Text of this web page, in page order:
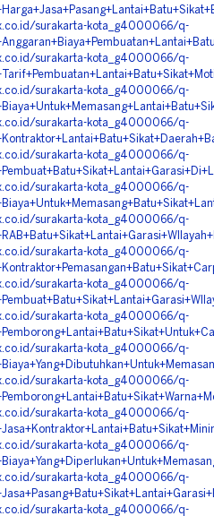
surakarta-kota_g4000066/q-
surakarta-kota_g4000066/q-
surakarta-kota_g4000066/q-
surakarta-kota_g4000066/q-
surakarta-kota_g4000066/q-
surakarta-kota_g4000066/q-
surakarta-kota_g4000066/q-
surakarta-kota_g4000066/q-
surakarta-kota_g4000066/q-
surakarta-kota_g4000066/q-
surakarta-kota_g4000066/q-
surakarta-kota_g4000066/q-
surakarta-kota_g4000066/q-
surakarta-kota_g4000066/q-
surakarta-kota_g4000066/q-
surakarta-kota_g4000066/q-